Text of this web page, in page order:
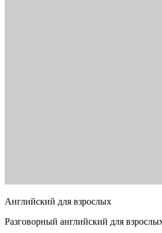
Английский для взрослых
Разговорный английский для